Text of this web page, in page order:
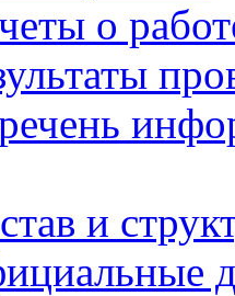
о
и